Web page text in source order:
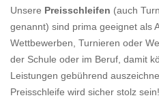
Unsere Preisschleifen (auch
genannt) sind prima geeignet als
Wettbewerben, Turnieren oder
der Schule oder im Beruf, damit
Leistungen gebührend
Preisschleife wird sicher stolz sein!